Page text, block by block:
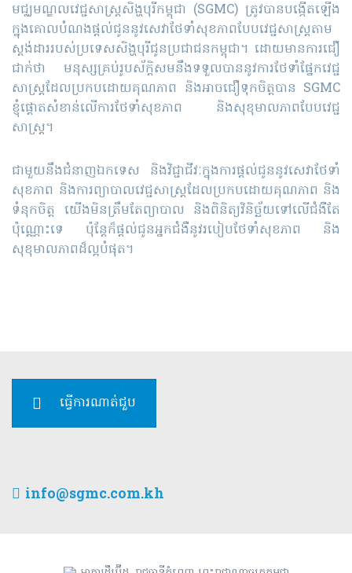
មជ្ឈមណ្ឌល​វេជ្ជសាស្ត្រ​សិង្ហបុរីកម្ពុជា (SGMC) ត្រូវបាន​បង្កើត​ឡើង​
ក្នុង​គោលបំណង​ផ្ដល់ជូន​នូវ​សេវាថែទាំ​សុខភាព​បែបវេជ្ជសាស្រ្ត​តាម
ស្តង់ដារ​របស់ប្រទេស​សិង្ហបុរី​ជូន​ប្រជាជន​កម្ពុជា។ ដោយមានការជឿ
ជាក់​ថា មនុស្ស​គ្រប់រូប​ស័ក្តិសម​នឹង​ទទួលបាន​នូវ​ការថែទាំ​ផ្នែកវេជ្ជ
សាស្ត្រ​ដែល​ប្រកប​ដោយគុណភាព និង​អាច​ជឿទុកចិត្ត​បាន SGMC
ខ្ញុំ​ផ្តោត​សំខាន់​លើ​ការថែទាំ​សុខភាព និង​សុខុមាលភាពបែប​វេជ្ជ
សាស្ត្រ។
ជាមួយ​នឹង​ជំនាញ​ឯកទេស និង​វិជ្ជាជីវៈ​ក្នុង​ការផ្ដល់ជូន​នូវ​សេវា​ថែទាំ​
សុខភាព និង​ការព្យាបាល​វេជ្ជសាស្ត្រ​ដែល​ប្រកប​ដោយ​គុណភាព និង​
ទំនុកចិត្ត យើង​មិនត្រឹម​តែ​ព្យាបាល និង​ពិនិត្យ​វិនិច្ឆ័យ​ទៅលើជំងឺ​តែ​
ប៉ុណ្ណោះទេ ប៉ុន្តែ​ក៏ផ្ដល់ជូន​អ្នកជំងឺ​នូវ​របៀប​ថែទាំ​សុខភាព និង​
សុខុមាលភាព​ដ៏ល្អបំផុត។
ធ្វើការណាត់ជួប
info@sgmc.com.kh